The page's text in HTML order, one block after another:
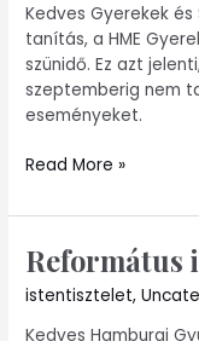
Kedves Gyerekek és
tanítás, a HME
szünidő. Ez azt
szeptemberig nem
eseményeket.
Read More »
Református
istentisztelet,
Kedves Hamburgi
Református
istentisztelet